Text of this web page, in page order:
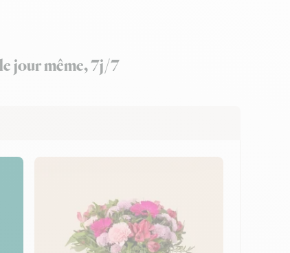
jour même, 7j/7